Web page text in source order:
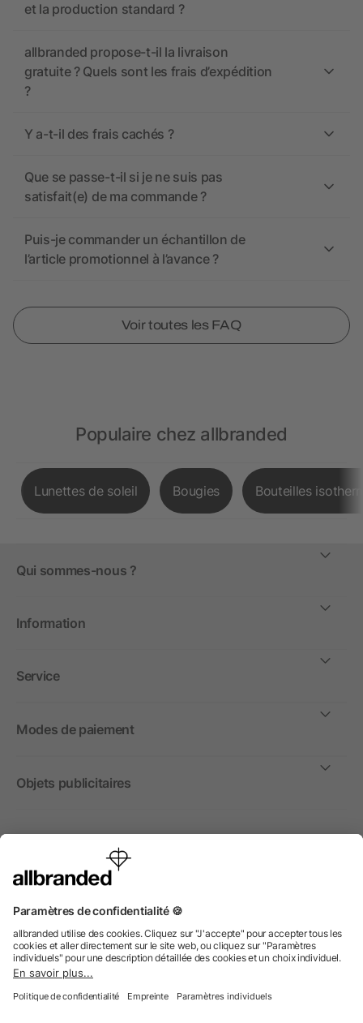
et la production standard ?
allbranded propose-t-il la livraison
gratuite ? Quels sont les frais d’expédition
?
Y a-t-il des frais cachés ?
Que se passe-t-il si je ne suis pas
satisfait(e) de ma commande ?
Puis-je commander un échantillon de
l’article promotionnel à l’avance ?
Voir toutes les FAQ
Populaire chez allbranded
Lunettes de soleil Bougies Bouteilles
Qui sommes-nous ?
Information
Service
Modes de paiement
Objets publicitaires
International
Nous commercialisons nos objets publicitaires et articles